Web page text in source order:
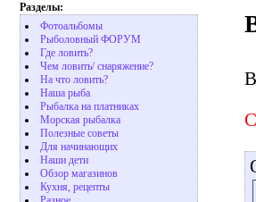
Разделы:
Фотоальбомы
Рыболовный ФОРУМ
Где ловить?
Чем ловить/ снаряжение?
На что ловить?
Наша рыба
Рыбалка на платниках
Морская рыбалка
Полезные советы
Для начинающих
Наши дети
Обзор магазинов
Кухня, рецепты